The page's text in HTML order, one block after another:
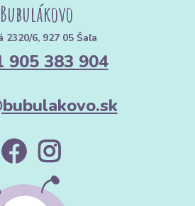
Bubulákovo
2320/6, 927 05 Šaľa
905 383 904